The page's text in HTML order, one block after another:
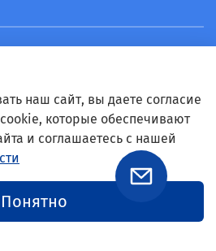
наш сайт, вы даете согласие
которые обеспечивают
и соглашаетесь с нашей
Понятно